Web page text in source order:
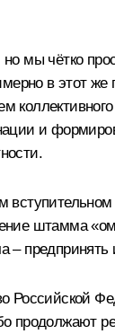
но мы чётко
в этот
и
штамма
–
Российской
продолжают